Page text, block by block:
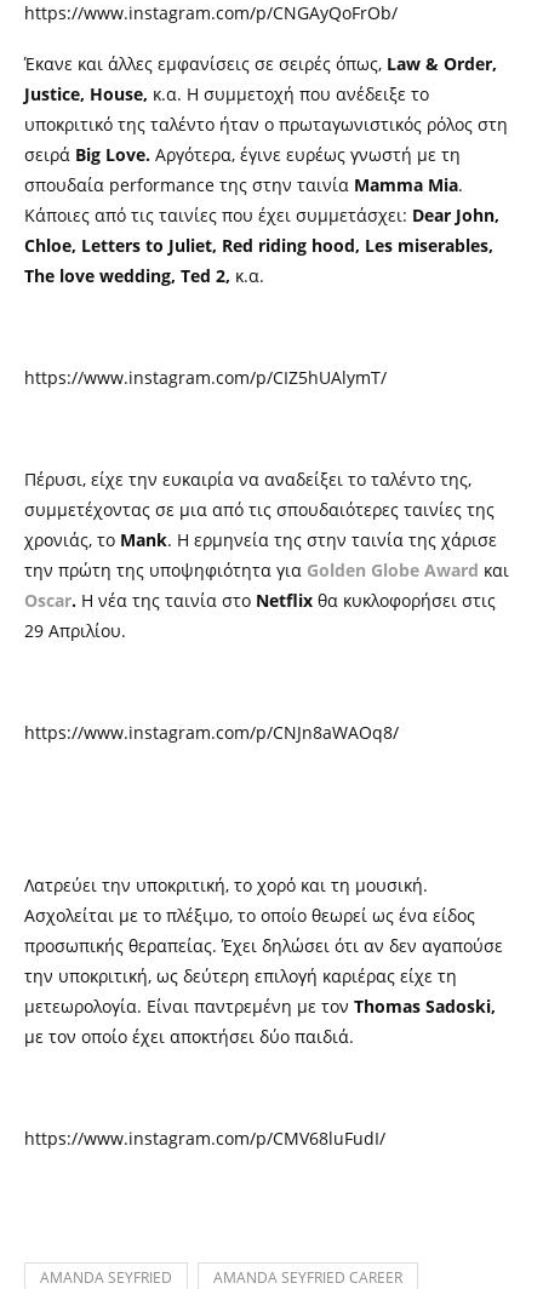
https://www.instagram.com/p/CNGAyQoFrOb/
Έκανε και άλλες εμφανίσεις σε σειρές όπως, Law & Order,
Justice, House, κ.α. Η συμμετοχή που ανέδειξε το
υποκριτικό της ταλέντο ήταν ο πρωταγωνιστικός ρόλος στη
σειρά Big Love. Αργότερα, έγινε ευρέως γνωστή με τη
σπουδαία performance της στην ταινία Mamma Mia.
Κάποιες από τις ταινίες που έχει συμμετάσχει: Dear John,
Chloe, Letters to Juliet, Red riding hood, Les miserables,
The love wedding, Ted 2, κ.α.
https://www.instagram.com/p/CIZ5hUAlymT/
Πέρυσι, είχε την ευκαιρία να αναδείξει το ταλέντο της,
συμμετέχοντας σε μια από τις σπουδαιότερες ταινίες της
χρονιάς, το Mank. Η ερμηνεία της στην ταινία της χάρισε
την πρώτη της υποψηφιότητα για Golden Globe Award και
Oscar. Η νέα της ταινία στο Netflix θα κυκλοφορήσει στις
29 Απριλίου.
https://www.instagram.com/p/CNJn8aWAOq8/
Λατρεύει την υποκριτική, το χορό και τη μουσική.
Ασχολείται με το πλέξιμο, το οποίο θεωρεί ως ένα είδος
προσωπικής θεραπείας. Έχει δηλώσει ότι αν δεν αγαπούσε
την υποκριτική, ως δεύτερη επιλογή καριέρας είχε τη
μετεωρολογία. Είναι παντρεμένη με τον Thomas Sadoski,
με τον οποίο έχει αποκτήσει δύο παιδιά.
https://www.instagram.com/p/CMV68luFudI/
AMANDA SEYFRIED
AMANDA SEYFRIED CAREER